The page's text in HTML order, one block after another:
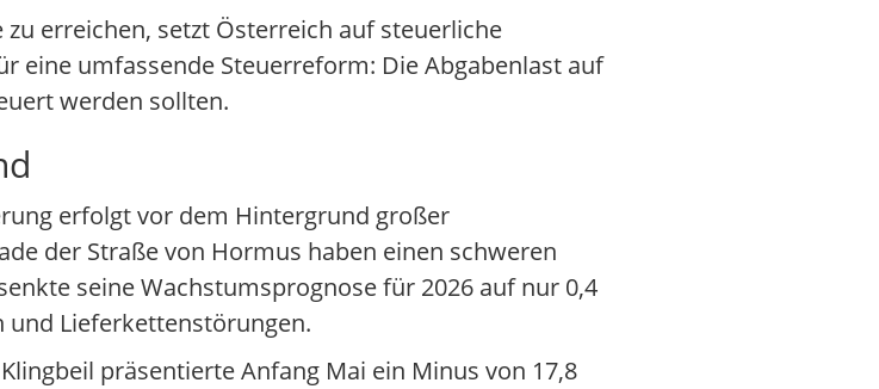
erreichen, setzt Österreich auf steuerliche
eine umfassende Steuerreform: Die Abgabenlast auf
werden sollten.
erfolgt vor dem Hintergrund großer
der Straße von Hormus haben einen schweren
seine Wachstumsprognose für 2026 auf nur 0,4
und Lieferkettenstörungen.
präsentierte Anfang Mai ein Minus von 17,8